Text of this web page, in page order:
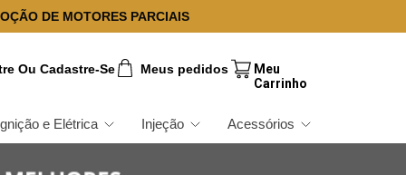
DE MOTORES PARCIAIS
Ou Cadastre-Se Meus pedidos
e Elétrica Injeção Acessórios